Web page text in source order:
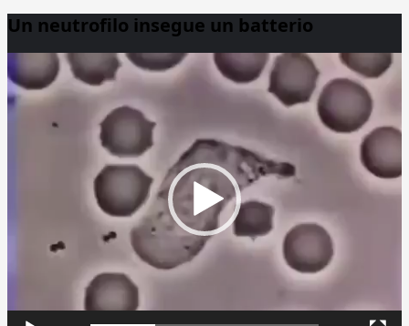
Un neutrofilo insegue un batterio
Player